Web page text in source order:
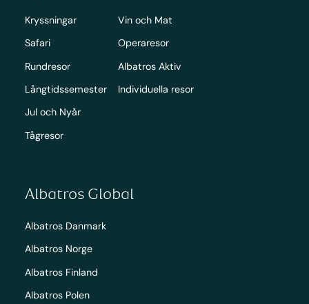
Kryssningar
Safari
Rundresor
Långtidssemester
Jul och Nyår
Tågresor
Vin och Mat
Operaresor
Albatros Aktiv
Individuella resor
Albatros Global
Albatros Danmark
Albatros Norge
Albatros Finland
Albatros Polen